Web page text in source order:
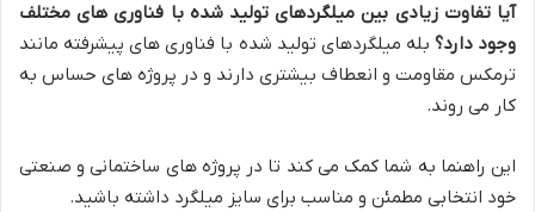
آیا تفاوت زیادی بین میلگردهای تولید شده با فناوری های مختلف
وجود دارد؟ بله میلگردهای تولید شده با فناوری های پیشرفته مانند
ترمکس مقاومت و انعطاف بیشتری دارند و در پروژه های حساس به
کار می روند.
این راهنما به شما کمک می کند تا در پروژه های ساختمانی و صنعتی
خود انتخابی مطمئن و مناسب برای سایز میلگرد داشته باشید.